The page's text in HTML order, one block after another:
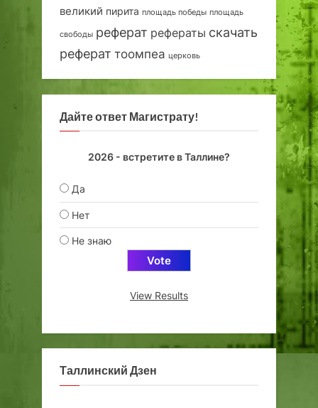
великий пирита площадь победы площадь
свободы реферат рефераты скачать
реферат тоомпеа церковь
Дайте ответ Магистрату!
2026 - встретите в Таллине?
Да
Нет
Не знаю
View Results
Таллинский Дзен